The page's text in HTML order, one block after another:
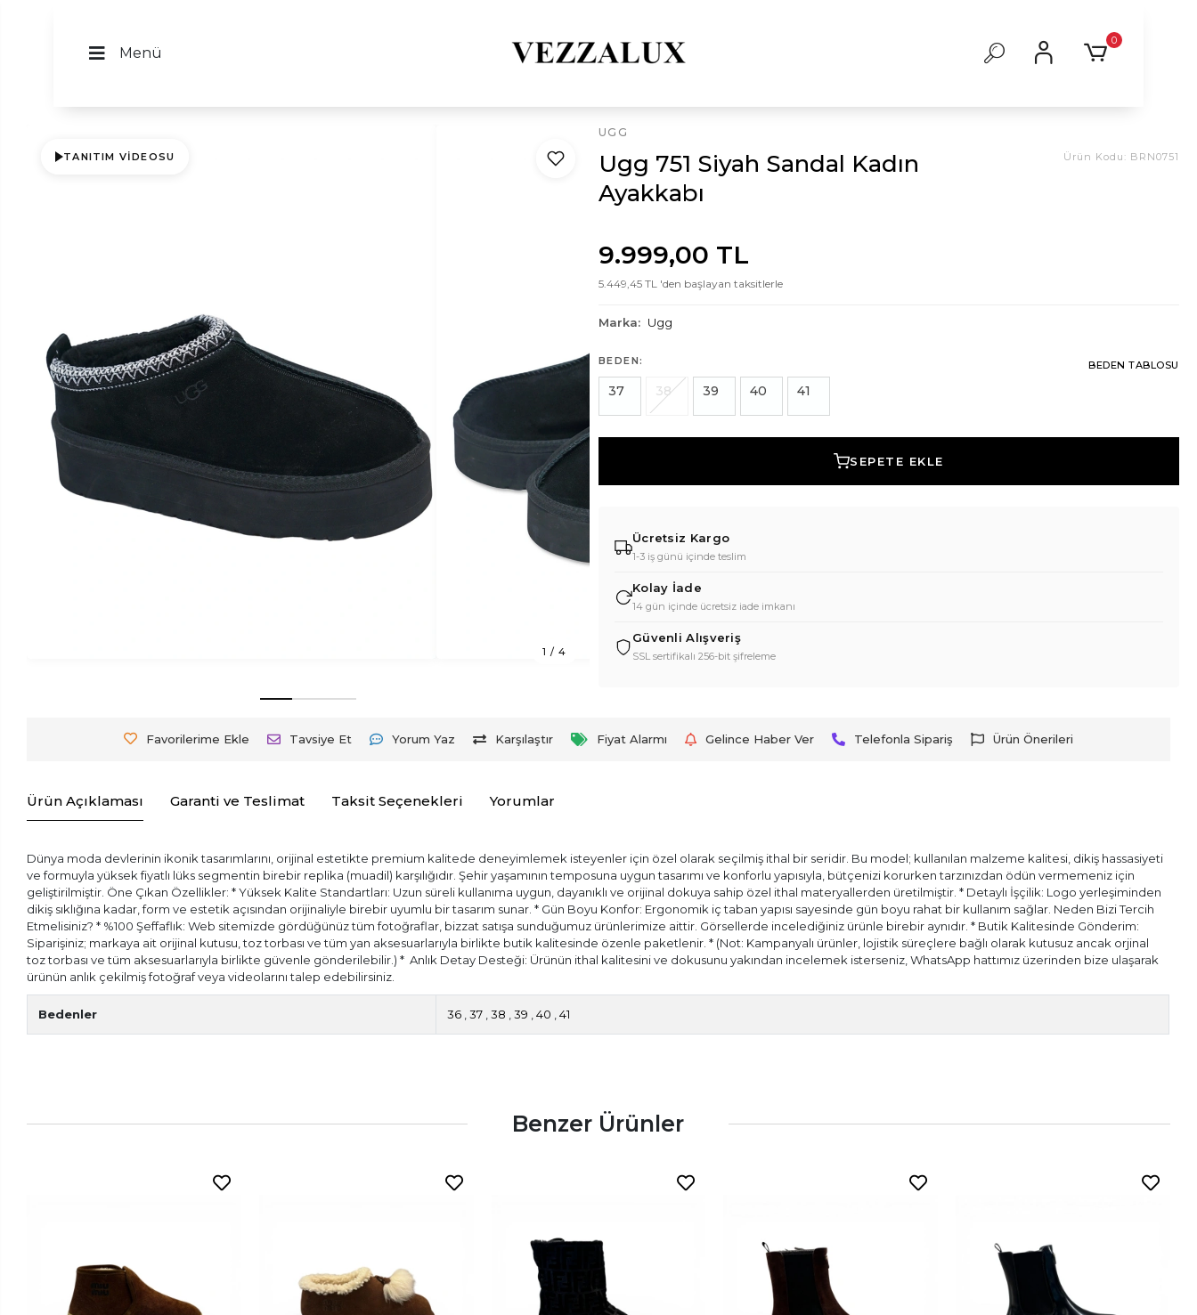
Menü
0
TANITIM VIDEOSU
1 / 4
UGG
Ugg 751 Siyah Sandal Kadın
Ayakkabı
Ürün Kodu: BRN0751
9.999,00 TL
5.449,45 TL 'den başlayan taksitlerle
Marka: Ugg
BEDEN: BEDEN TABLOSU
37 38 39 40 41
SEPETE EKLE
Ücretsiz Kargo
1-3 iş günü içinde teslim
Kolay İade
14 gün içinde ücretsiz iade imkanı
Güvenli Alışveriş
SSL sertifikalı 256-bit şifreleme
Favorilerime Ekle Tavsiye Et Yorum Yaz Karşılaştır Fiyat Alarmı Gelince Haber Ver Telefonla Sipariş Ürün Önerileri
Ürün Açıklaması Garanti ve Teslimat Taksit Seçenekleri Yorumlar
Dünya moda devlerinin ikonik tasarımlarını, orijinal estetikte premium kalitede deneyimlemek isteyenler için özel olarak seçilmiş ithal bir seridir. Bu model; kullanılan malzeme kalitesi, dikiş hassasiyeti
ve formuyla yüksek fiyatlı lüks segmentin birebir replika (muadil) karşılığıdır. Şehir yaşamının temposuna uygun tasarımı ve konforlu yapısıyla, bütçenizi korurken tarzınızdan ödün vermemeniz için
geliştirilmiştir. Öne Çıkan Özellikler: * Yüksek Kalite Standartları: Uzun süreli kullanıma uygun, dayanıklı ve orijinal dokuya sahip özel ithal materyallerden üretilmiştir. * Detaylı İşçilik: Logo yerleşiminden
dikiş sıklığına kadar, form ve estetik açısından orijinaliyle birebir uyumlu bir tasarım sunar. * Gün Boyu Konfor: Ergonomik iç taban yapısı sayesinde gün boyu rahat bir kullanım sağlar. Neden Bizi Tercih
Etmelisiniz? * %100 Şeffaflık: Web sitemizde gördüğünüz tüm fotoğraflar, bizzat satışa sunduğumuz ürünlerimize aittir. Görsellerde incelediğiniz ürünle birebir aynıdır. * Butik Kalitesinde Gönderim:
Siparişiniz; markaya ait orijinal kutusu, toz torbası ve tüm yan aksesuarlarıyla birlikte butik kalitesinde özenle paketlenir. * (Not: Kampanyalı ürünler, lojistik süreçlere bağlı olarak kutusuz ancak orjinal
toz torbası ve tüm aksesuarlarıyla birlikte güvenle gönderilebilir.) * ⁠ Anlık Detay Desteği: Ürünün ithal kalitesini ve dokusunu yakından incelemek isterseniz, WhatsApp hattımız üzerinden bize ulaşarak
ürünün anlık çekilmiş fotoğraf veya videolarını talep edebilirsiniz.
Bedenler 36 ,37 ,38 ,39 ,40 ,41
Benzer Ürünler